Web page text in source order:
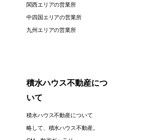
関西エリアの営業所
中四国エリアの営業所
九州エリアの営業所
積水ハウス不動産につ
いて
積水ハウス不動産について
略して、積水ハウス不動産。